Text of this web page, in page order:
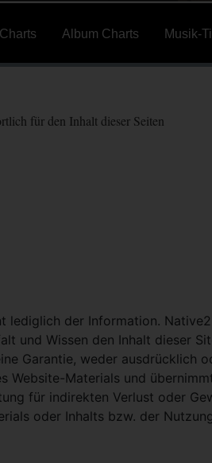
Album Charts Musik-
für den Inhalt dieser Seiten
lediglich der Information.
und Wissen den Inhalt dieser
Garantie, weder ausdrücklich
Website-Materials und
für indirekten Verlust oder
oder Inhalts bzw. der